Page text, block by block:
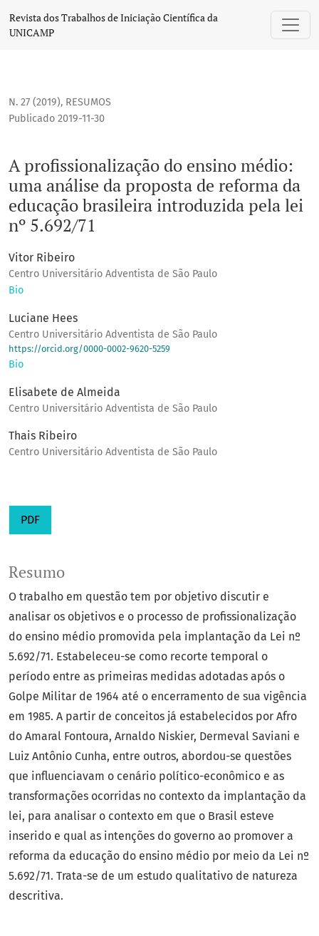
A profissionalização do ensino médio: uma análise da
Revista dos Trabalhos de Iniciação Científica da
UNICAMP
N. 27 (2019), RESUMOS
A profissionalização do ensino médio:
uma análise da proposta de reforma da
educação brasileira introduzida pela lei
nº 5.692/71
Publicado 2019-11-30
Vitor Ribeiro
Centro Universitário Adventista de São Paulo
Bio
Luciane Hees
Centro Universitário Adventista de São Paulo
https://orcid.org/0000-0002-9620-5259
Bio
Elisabete de Almeida
Centro Universitário Adventista de São Paulo
Thais Ribeiro
Centro Universitário Adventista de São Paulo
PDF
Resumo
O trabalho em questão tem por objetivo discutir e
analisar os objetivos e o processo de profissionalização
do ensino médio promovida pela implantação da Lei nº
5.692/71. Estabeleceu-se como recorte temporal o
período entre as primeiras medidas adotadas após o
Golpe Militar de 1964 até o encerramento de sua vigência
em 1985. A partir de conceitos já estabelecidos por Afro
do Amaral Fontoura, Arnaldo Niskier, Dermeval Saviani e
Luiz Antônio Cunha, entre outros, abordou-se questões
que influenciavam o cenário político-econômico e as
transformações ocorridas no contexto da implantação da
lei, para analisar o contexto em que o Brasil esteve
inserido e qual as intenções do governo ao promover a
reforma da educação do ensino médio por meio da Lei nº
5.692/71. Trata-se de um estudo qualitativo de natureza
descritiva.